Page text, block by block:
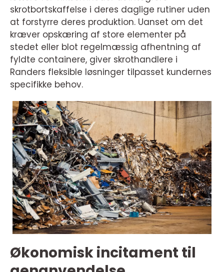
skrotbortskaffelse i deres daglige rutiner uden
at forstyrre deres produktion. Uanset om det
kræver opskæring af store elementer på
stedet eller blot regelmæssig afhentning af
fyldte containere, giver skrothandlere i
Randers fleksible løsninger tilpasset kundernes
specifikke behov.
Økonomisk incitament til